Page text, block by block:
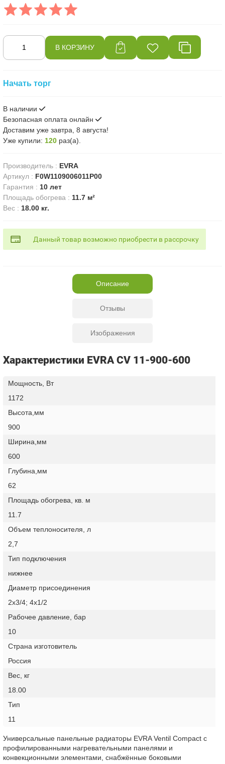
Начать торг
В наличии
Безопасная оплата онлайн
Доставимуже завтра, 8 августа!
Уже купили: 120 раз(a).
Производитель : EVRA
Артикул : F0W1109006011P00
Гарантия : 10 лет
Площадь обогрева : 11.7 м²
Вес : 18.00 кг.
Данный товар возможно приобрести в рассрочку
Описание
Отзывы
Изображения
Характеристики EVRA CV 11-900-600
Мощность, Вт
1172
Высота,мм
900
Ширина,мм
600
Глубина,мм
62
Площадь обогрева, кв. м
11.7
Объем теплоносителя, л
2,7
Тип подключения
нижнее
Диаметр присоединения
2х3/4; 4х1/2
Рабочее давление, бар
10
Страна изготовитель
Россия
Вес, кг
18.00
Тип
11
Универсальные панельные радиаторы EVRA Ventil Compact с
профилированными нагревательными панелями и
конвекционными элементами, снабжённые боковыми